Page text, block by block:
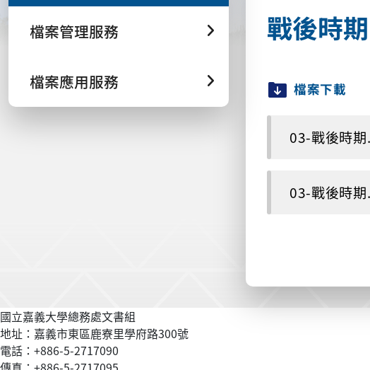
檔案管理服務
檔案應用服務
戰後時期
檔案下載
03-戰後時
03-戰後時
國立嘉義大學總務處文書組
地址：嘉義市東區鹿寮里學府路300號
電話：+886-5-2717090